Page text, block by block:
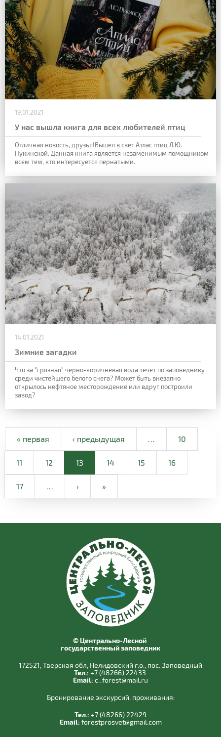
19.01.2021
У нас вышла книга для всех любителей птиц
Отличная новость, друзья!Вышел в свет Атлас птиц Л.Ю.
Пукинской. Данная книга является незаменимым помощником
всем тем, кто интересуется пернатыми.
14.01.2021
Зимние загадки
Что за "грязная" черно-коричневая вода течет по заповеднику
среди чистейшего белого снега? Может быть внезапно
открылось нефтяное месторождение или вдруг построили
завод?
« первая ‹ предыдущая 10
11 12 13 14 15 16
17 › »
© Центрально-Лесной
государственный заповедник
172521, Тверская обл, Нелидовский г.о., пос. Заповедный
Тел.: +7 (48266) 22433
Email: c_forest@mail.ru
Бронирование экскурсий, проживания:
Тел.: +7 (48266) 22429
Email: forestprosvet@gmail.com